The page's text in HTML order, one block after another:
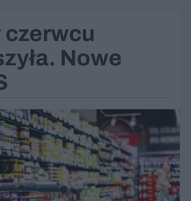
czerwcu
Nowe